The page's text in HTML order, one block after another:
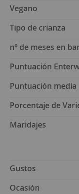
Vegano
Tipo de crianza
nº de meses en
Puntuación
Puntuación media
Porcentaje de
Maridajes
Gustos
Ocasión